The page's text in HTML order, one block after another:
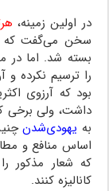
در اولین زمینه،
سخن می‌گفت که
بسته شد. اما در
را ترسیم نکرده و
بود که آرزوی
داشت، ولی برخی
به یهودی‌شدن
اساس منافع و
که شعار مذکور
کانالیزه کنند.